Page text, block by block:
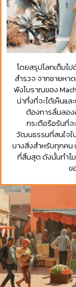
โดยสรุปโลกเต็มไ
สำรวจ จากชายหา
พังโบราณของ
น่าทึ่งที่จะได้เห็นแ
ต้องการลิ้มลอง
กระตือรือร้นที่
วัฒนธรรมที่สนใจใ
บางสิ่งสำหรับทุกคน
ที่สิ้นสุด ดังนั้นทำไ
ข